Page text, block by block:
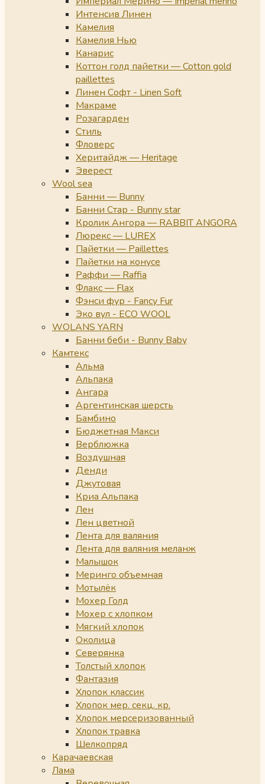
Интенсив Линен
Камелия
Камелия Нью
Канарис
Коттон голд пайетки — Cotton gold
paillettes
Линен Софт - Linen Soft
Макраме
Розагарден
Стиль
Фловерс
Херитайдж — Heritage
Эверест
Wool sea
Банни — Bunny
Банни Стар - Bunny star
Кролик Ангора — RABBIT ANGORA
Люрекс — LUREX
Пайетки — Paillettes
Пайетки на конусе
Раффи — Raffia
Флакс — Flax
Фэнси фур - Fancy Fur
Эко вул - ECO WOOL
WOLANS YARN
Банни беби - Bunny Baby
Камтекс
Альма
Альпака
Ангара
Аргентинская шерсть
Бамбино
Бюджетная Макси
Верблюжка
Воздушная
Денди
Джутовая
Криа Альпака
Лен
Лен цветной
Лента для валяния
Лента для валяния меланж
Малышок
Меринго объемная
Мотылёк
Мохер Голд
Мохер с хлопком
Мягкий хлопок
Околица
Северянка
Толстый хлопок
Фантазия
Хлопок классик
Хлопок мер. секц. кр.
Хлопок мерсеризованный
Хлопок травка
Шелкопряд
Карачаевская
Лама